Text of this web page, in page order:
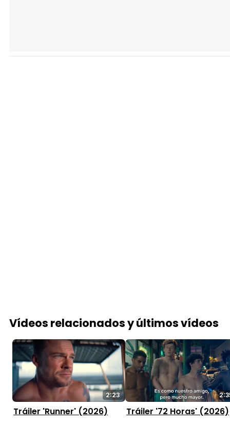
Vídeos relacionados y últimos vídeos
2:23
Tráiler 'Runner' (2026) Tráiler '72 Horas' (2026)